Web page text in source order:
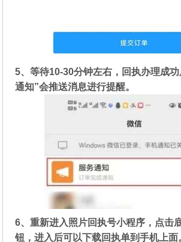
5、等待10-30分钟左右，回执办理成
通知”会推送消息进行提醒。
6、重新进入照片回执号小程序，点击
钮，进入后可以下载回执单到手机上面